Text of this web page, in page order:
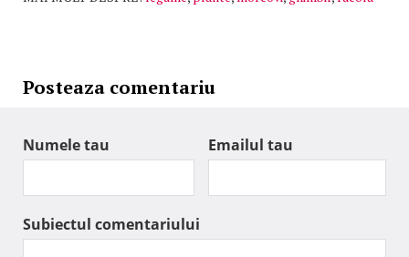
Posteaza comentariu
Numele tau Emailul tau
Subiectul comentariului